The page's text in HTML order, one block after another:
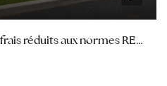
TARNOS – Villa neuve en frais réduits aux normes RE 2020